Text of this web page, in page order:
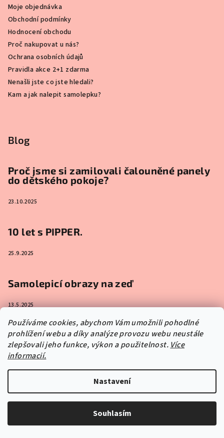
Používáme cookies, abychom Vám umožnili pohodlné
prohlížení webu a díky analýze provozu webu neustále
zlepšovali jeho funkce, výkon a použitelnost. Více
informacií.
Nastavení
Souhlasím
Moje objednávka
Obchodní podmínky
Hodnocení obchodu
Proč nakupovat u nás?
Ochrana osobních údajů
Pravidla akce 2+1 zdarma
Nenašli jste co jste hledali?
Kam a jak nalepit samolepku?
Blog
Proč jsme si zamilovali čalouněné panely
do dětského pokoje?
23.10.2025
10 let s PIPPER.
25.9.2025
Samolepicí obrazy na zeď
13.5.2025
Instagram